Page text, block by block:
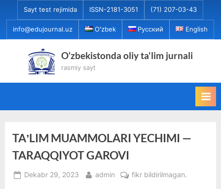
to
content
Sayt test rejimida ISSN-2181-3051 (71) 207-03-43
info@edujournal.uz Oʻzbek Русский English
O‘zbekistonda oliy ta'lim jurnali
rasmiy sayt
TAʼLIM MUAMMOLARI YECHIMI —
TARAQQIYOT GAROVI
Posted
Dekabr 29, 2023 By
admin
TAʼLIM
fikr bildirilmagan.